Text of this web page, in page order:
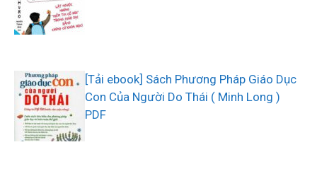
[Tải ebook] Sách Phương Pháp Giáo Dục
Con Của Người Do Thái ( Minh Long )
PDF